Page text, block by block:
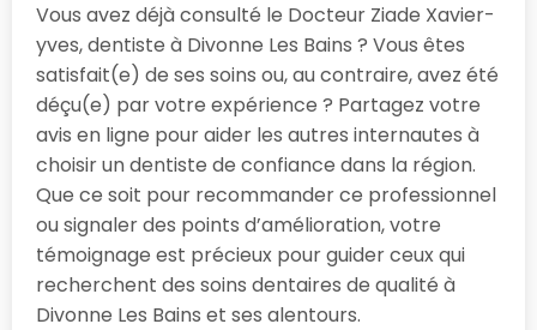
Vous avez déjà consulté le Docteur Ziade Xavier-
yves, dentiste à Divonne Les Bains ? Vous êtes
satisfait(e) de ses soins ou, au contraire, avez été
déçu(e) par votre expérience ? Partagez votre
avis en ligne pour aider les autres internautes à
choisir un dentiste de confiance dans la région.
Que ce soit pour recommander ce professionnel
ou signaler des points d’amélioration, votre
témoignage est précieux pour guider ceux qui
recherchent des soins dentaires de qualité à
Divonne Les Bains et ses alentours.